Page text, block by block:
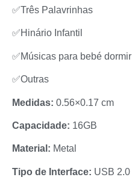
✅Três Palavrinhas
✅Hinário Infantil
✅Músicas para bebé dormir
✅Outras
Medidas: 0.56×0.17 cm
Capacidade: 16GB
Material: Metal
Tipo de Interface: USB 2.0